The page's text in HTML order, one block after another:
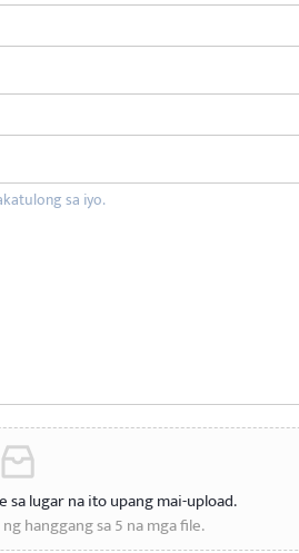
sa lugar na ito upang mai-upload.
hanggang sa 5 na mga file.